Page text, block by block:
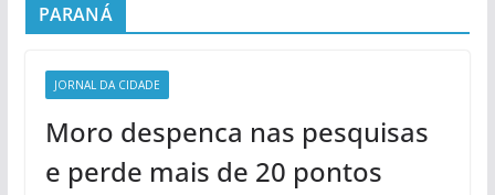
PARANÁ
JORNAL DA CIDADE
Moro despenca nas pesquisas
e perde mais de 20 pontos